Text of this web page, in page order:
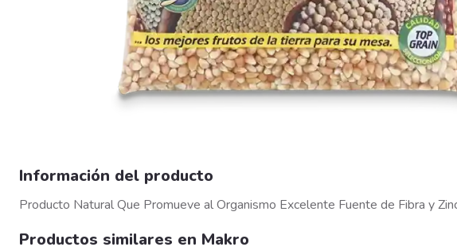
Información del producto
Producto Natural Que Promueve al Organismo Excelente Fuente de Fibra y
Productos similares en Makro